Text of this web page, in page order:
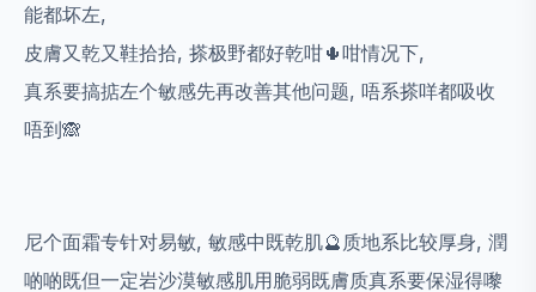
能都坏左,
皮膚又乾又鞋拾拾, 搽极野都好乾咁🌵咁情况下,
真系要搞掂左个敏感先再改善其他问题, 唔系搽咩都吸收
唔到🙈
尼个面霜专针对易敏, 敏感中既乾肌🔮质地系比较厚身, 潤
啲啲既但一定岩沙漠敏感肌用脆弱既膚质真系要保湿得嚟